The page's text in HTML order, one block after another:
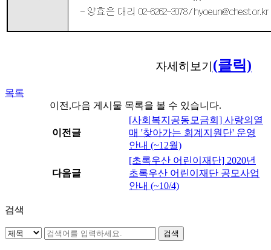
자세히보기(클릭)
목록
이전,다음 게시물 목록을 볼 수 있습니다.
이전글
[사회복지공동모금회] 사랑의열
매 '찾아가는 회계지원단' 운영
안내 (~12월)
다음글
[초록우산 어린이재단] 2020년
초록우산 어린이재단 공모사업
안내 (~10/4)
검색